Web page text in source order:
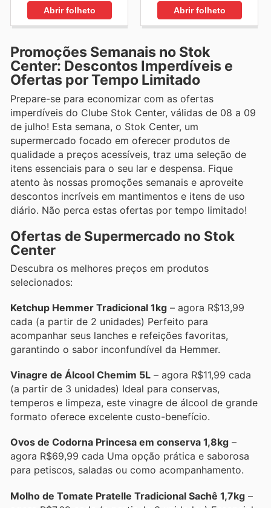
Abrir folheto Abrir folheto
Promoções Semanais no Stok
Center: Descontos Imperdíveis e
Ofertas por Tempo Limitado
Prepare-se para economizar com as ofertas
imperdíveis do Clube Stok Center, válidas de 08 a 09
de julho! Esta semana, o Stok Center, um
supermercado focado em oferecer produtos de
qualidade a preços acessíveis, traz uma seleção de
itens essenciais para o seu lar e despensa. Fique
atento às nossas promoções semanais e aproveite
descontos incríveis em mantimentos e itens de uso
diário. Não perca estas ofertas por tempo limitado!
Ofertas de Supermercado no Stok
Center
Descubra os melhores preços em produtos
selecionados:
Ketchup Hemmer Tradicional 1kg – agora R$13,99
cada (a partir de 2 unidades) Perfeito para
acompanhar seus lanches e refeições favoritas,
garantindo o sabor inconfundível da Hemmer.
Vinagre de Álcool Chemim 5L – agora R$11,99 cada
(a partir de 3 unidades) Ideal para conservas,
temperos e limpeza, este vinagre de álcool de grande
formato oferece excelente custo-benefício.
Ovos de Codorna Princesa em conserva 1,8kg –
agora R$69,99 cada Uma opção prática e saborosa
para petiscos, saladas ou como acompanhamento.
Molho de Tomate Pratelle Tradicional Sachê 1,7kg –